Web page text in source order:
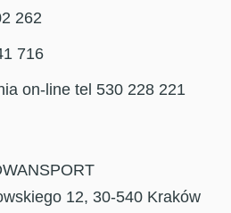
262
716
on-line tel 530 228 221
12, 30-540 Kraków